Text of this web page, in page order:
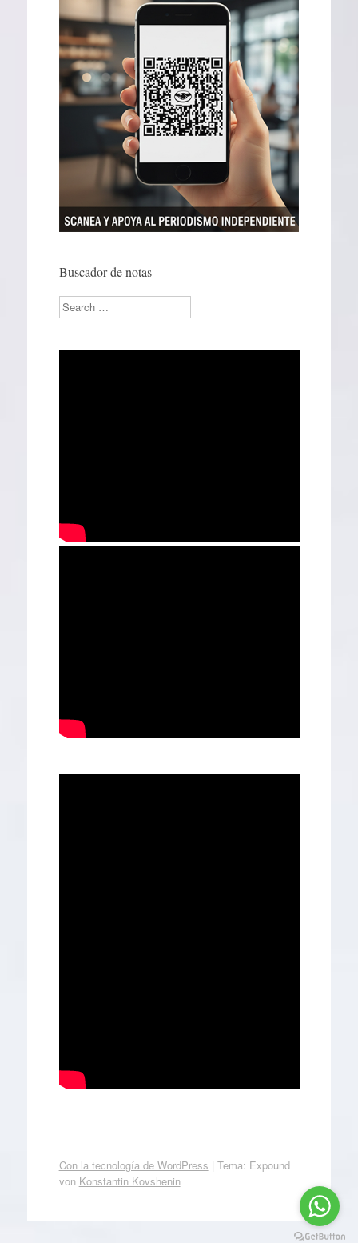
Buscador de notas
Search
Con la tecnología de WordPress | Tema: Expound
von Konstantin Kovshenin